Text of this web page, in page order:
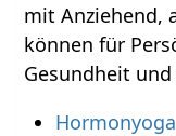
mit Anziehend‏‎, aber doch interessant sein
können für
Gesundheit